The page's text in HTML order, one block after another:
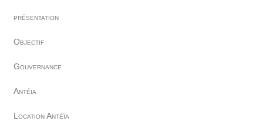
présentation
Objectif
Gouvernance
Antéïa
Location Antéïa